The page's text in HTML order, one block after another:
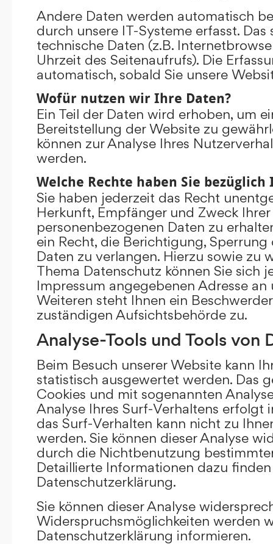
Andere Daten werden automatisch
durch unsere IT-Systeme erfasst. Das
technische Daten (z.B.
Uhrzeit des Seitenaufrufs). Die
automatisch, sobald Sie unsere
Wofür nutzen wir Ihre Daten?
Ein Teil der Daten wird erhoben, um
Bereitstellung der Website zu
können zur Analyse Ihres
werden.
Welche Rechte haben Sie bezüglich
Sie haben jederzeit das Recht
Herkunft, Empfänger und Zweck
personenbezogenen Daten zu
ein Recht, die Berichtigung,
Daten zu verlangen. Hierzu sowie zu
Thema Datenschutz können Sie sich
Impressum angegebenen Adresse an
Weiteren steht Ihnen ein
zuständigen Aufsichtsbehörde zu.
Analyse-Tools und Tools von
Beim Besuch unserer Website kann
statistisch ausgewertet werden. Das
Cookies und mit sogenannten
Analyse Ihres Surf-Verhaltens erfolgt
das Surf-Verhalten kann nicht zu
werden. Sie können dieser Analyse
durch die Nichtbenutzung
Detaillierte Informationen dazu
Datenschutzerklärung.
Sie können dieser Analyse
Widerspruchsmöglichkeiten werden
Datenschutzerklärung informieren.